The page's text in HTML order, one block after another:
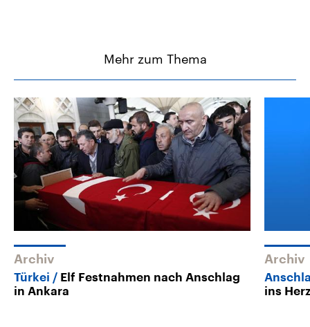
Mehr zum Thema
Archiv
Türkei
Elf Festnahmen nach Anschlag
in Ankara
Archiv
ins